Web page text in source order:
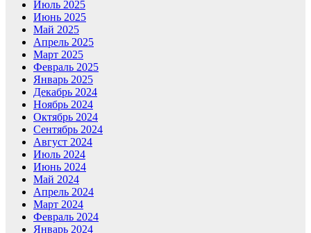
Июль 2025
Июнь 2025
Май 2025
Апрель 2025
Март 2025
Февраль 2025
Январь 2025
Декабрь 2024
Ноябрь 2024
Октябрь 2024
Сентябрь 2024
Август 2024
Июль 2024
Июнь 2024
Май 2024
Апрель 2024
Март 2024
Февраль 2024
Январь 2024